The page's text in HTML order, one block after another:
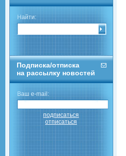
Найти:
Подписка/отписка
на рассылку новостей
Ваш e-mail:
подписаться
отписаться